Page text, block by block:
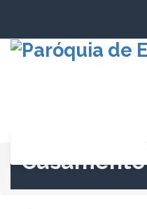
conteúdo
Casamento